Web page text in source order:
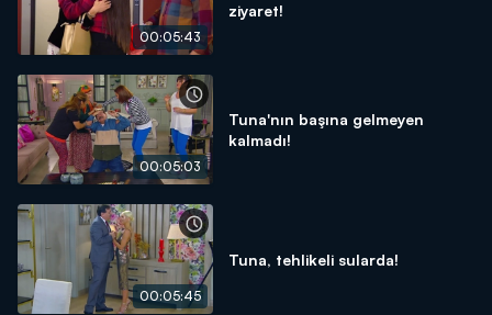
00:05:43
ziyaret!
00:05:03
Tuna'nın başına gelmeyen
kalmadı!
00:05:45
Tuna, tehlikeli sularda!